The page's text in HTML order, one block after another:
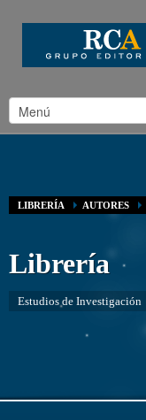
LIBRERÍA AUTORES
Librería
Estudios de Investigación